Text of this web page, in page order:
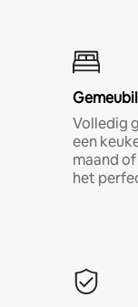
Volledig
een
maand
het